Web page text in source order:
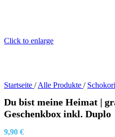
Click to enlarge
Startseite / Alle Produkte /
Du bist meine Heimat |
Geschenkbox inkl. Duplo
9,90 €